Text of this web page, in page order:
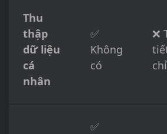
Thu
thập
dữ liệu
cá
nhân
✅
Không
có
❌
✅